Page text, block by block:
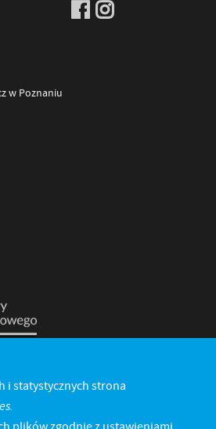
w Poznaniu
i statystycznych strona